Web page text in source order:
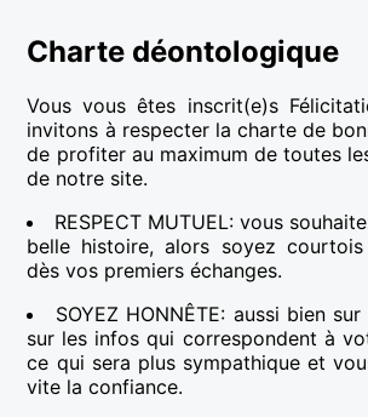
Charte déontologique
Vous vous êtes inscrit(e)s
invitons à respecter la charte de
de profiter au maximum de toutes
de notre site.
RESPECT MUTUEL: vous
belle histoire, alors soyez
dès vos premiers échanges.
SOYEZ HONNÊTE: aussi bien
sur les infos qui correspondent à
ce qui sera plus sympathique et
vite la confiance.